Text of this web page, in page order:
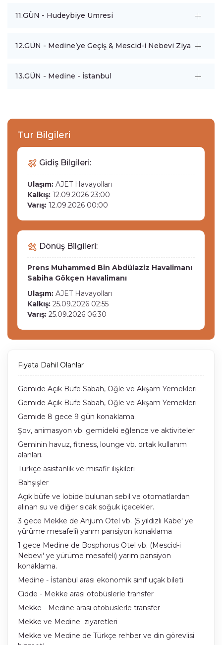
11.GÜN - Hudeybiye Umresi
12.GÜN - Medine’ye Geçiş & Mescid-i Nebevi Ziyareti
13.GÜN - Medine - İstanbul
Tur Bilgileri
Gidiş Bilgileri:
Ulaşım: AJET Havayolları
Kalkış: 12.09.2026 23:00
Varış: 12.09.2026 00:00
Dönüş Bilgileri:
Prens Muhammed Bin Abdülaziz Havalimanı
Sabiha Gökçen Havalimanı
Ulaşım: AJET Havayolları
Kalkış: 25.09.2026 02:55
Varış: 25.09.2026 06:30
Fiyata Dahil Olanlar
Gemide Açık Büfe Sabah, Öğle ve Akşam Yemekleri
Gemide Açık Büfe Sabah, Öğle ve Akşam Yemekleri
Gemide 8 gece 9 gün konaklama.
Şov, animasyon vb. gemideki eğlence ve aktiviteler
Geminin havuz, fitness, lounge vb. ortak kullanım
alanları.
Türkçe asistanlık ve misafir ilişkileri
Bahşişler
Açık büfe ve lobide bulunan sebil ve otomatlardan
alınan su ve diğer sıcak soğuk içecekler.
3 gece Mekke de Anjum Otel vb. (5 yıldızlı Kabe' ye
yürüme mesafeli) yarım pansiyon konaklama
1 gece Medine de Bosphorus Otel vb. (Mescid-i
Nebevi' ye yürüme mesafeli) yarım pansiyon
konaklama.
Medine - İstanbul arası ekonomik sınıf uçak bileti
Cidde - Mekke arası otobüslerle transfer
Mekke - Medine arası otobüslerle transfer
Mekke ve Medine ziyaretleri
Mekke ve Medine de Türkçe rehber ve din görevlisi